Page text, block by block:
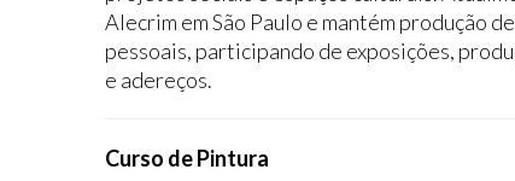
Alecrim em São Paulo e mantém produção
pessoais, participando de exposições,
e adereços.
Curso de Pintura